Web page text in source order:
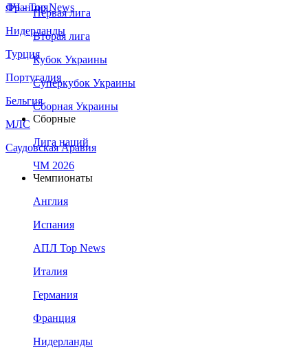
Франция
Нидерланды
Турция
Португалия
Бельгия
МЛС
Саудовская Аравия
ЛЧ - Top News
Первая лига
Вторая лига
Кубок Украины
Суперкубок Украины
Сборная Украины
Сборные
Лига наций
ЧМ 2026
Чемпионаты
Англия
Испания
АПЛ Top News
Италия
Германия
Франция
Нидерланды